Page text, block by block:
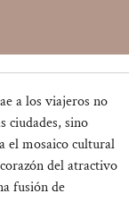
a los viajeros no
ciudades, sino
el mosaico cultural
del atractivo
fusión de